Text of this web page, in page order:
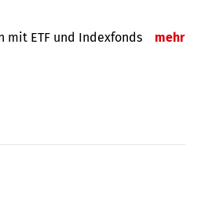
mit ETF und Indexfonds mehr